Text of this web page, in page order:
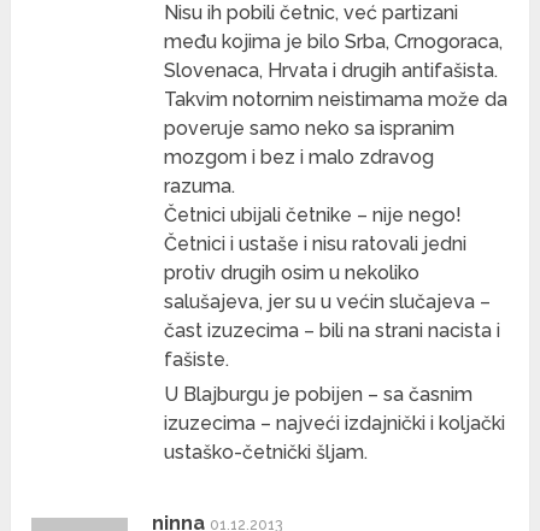
Nisu ih pobili četnic, već partizani
među kojima je bilo Srba, Crnogoraca,
Slovenaca, Hrvata i drugih antifašista.
Takvim notornim neistimama može da
poveruje samo neko sa ispranim
mozgom i bez i malo zdravog
razuma.
Četnici ubijali četnike – nije nego!
Četnici i ustaše i nisu ratovali jedni
protiv drugih osim u nekoliko
salušajeva, jer su u većin slučajeva –
čast izuzecima – bili na strani nacista i
fašiste.
U Blajburgu je pobijen – sa časnim
izuzecima – najveći izdajnički i koljački
ustaško-četnički šljam.
ninna 01.12.2013